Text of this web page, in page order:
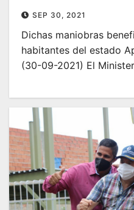
SEP 30, 2021
Dichas maniobras
habitantes del estado
(30-09-2021) El